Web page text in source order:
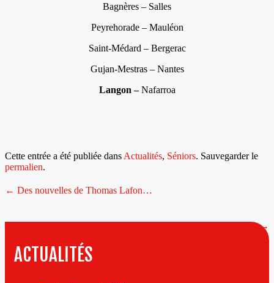
Bagnères – Salles
Peyrehorade – Mauléon
Saint-Médard – Bergerac
Gujan-Mestras – Nantes
Langon –Nafarroa
Cette entrée a été publiée dans Actualités, Séniors. Sauvegarder le
permalien.
Navigation
l’article
← Des nouvelles de Thomas Lafon…
Certificat de Capacité de Prépa Physique…→
ACTUALITÉS